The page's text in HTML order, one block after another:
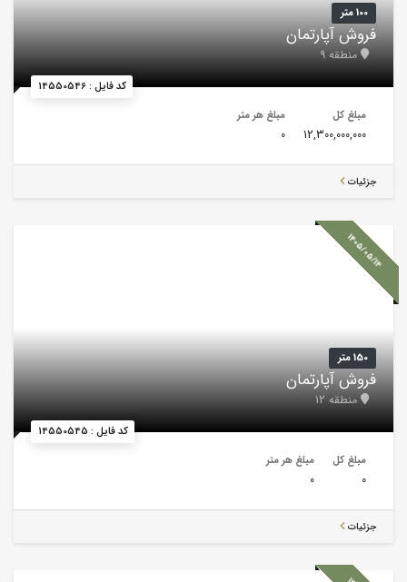
کد فایل : 14550546
100 متر
فروش آپارتمان
منطقه 9
مبلغ کل
12,300,000,000
مبلغ هر متر
0
جزئیات
1405/05/14
کد فایل : 14550545
150 متر
فروش آپارتمان
منطقه 12
مبلغ کل
0
مبلغ هر متر
0
جزئیات